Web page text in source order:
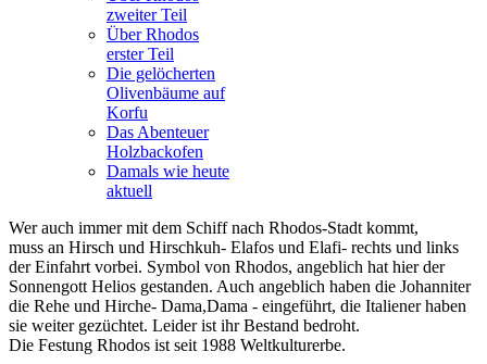
zweiter Teil
Über Rhodos
erster Teil
Die gelöcherten
Olivenbäume auf
Korfu
Das Abenteuer
Holzbackofen
Damals wie heute
aktuell
Wer auch immer mit dem Schiff nach Rhodos-Stadt kommt,
muss an Hirsch und Hirschkuh- Elafos und Elafi- rechts und links
der Einfahrt vorbei. Symbol von Rhodos, angeblich hat hier der
Sonnengott Helios gestanden. Auch angeblich haben die Johanniter
die Rehe und Hirche- Dama,Dama - eingeführt, die Italiener haben
sie weiter gezüchtet. Leider ist ihr Bestand bedroht.
Die Festung Rhodos ist seit 1988 Weltkulturerbe.